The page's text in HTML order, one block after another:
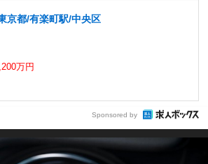
京都/有楽町駅/中央区
万円
Sponsored by